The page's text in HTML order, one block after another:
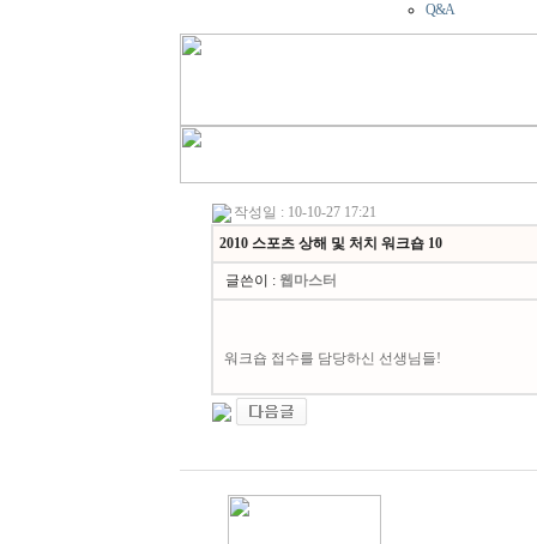
Q&A
작성일 : 10-10-27 17:21
2010 스포츠 상해 및 처치 워크숍 10
글쓴이 : 웹마스터
워크숍 접수를 담당하신 선생님들!